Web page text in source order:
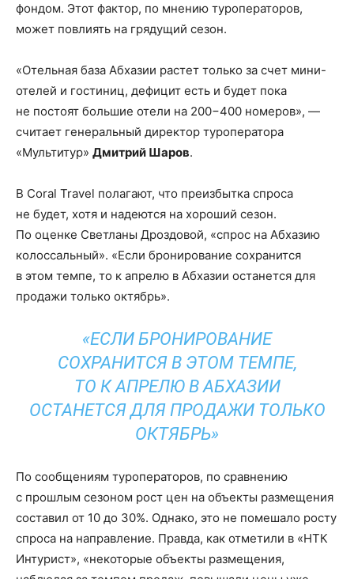
фондом. Этот фактор, по мнению туроператоров,
может повлиять на грядущий сезон.
«Отельная база Абхазии растет только за счет мини-
отелей и гостиниц, дефицит есть и будет пока
не постоят большие отели на 200−400 номеров», —
считает генеральный директор туроператора
«Мультитур» Дмитрий Шаров.
В Coral Travel полагают, что преизбытка спроса
не будет, хотя и надеются на хороший сезон.
По оценке Светланы Дроздовой, «спрос на Абхазию
колоссальный». «Если бронирование сохранится
в этом темпе, то к апрелю в Абхазии останется для
продажи только октябрь».
«ЕСЛИ БРОНИРОВАНИЕ
СОХРАНИТСЯ В ЭТОМ ТЕМПЕ,
ТО К АПРЕЛЮ В АБХАЗИИ
ОСТАНЕТСЯ ДЛЯ ПРОДАЖИ ТОЛЬКО
ОКТЯБРЬ»
По сообщениям туроператоров, по сравнению
с прошлым сезоном рост цен на объекты размещения
составил от 10 до 30%. Однако, это не помешало росту
спроса на направление. Правда, как отметили в «НТК
Интурист», «некоторые объекты размещения,